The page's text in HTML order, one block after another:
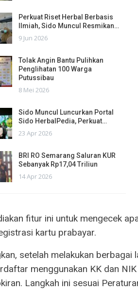
Perkuat Riset Herbal Berbasis
Ilmiah, Sido Muncul Resmikan…
9 Jun 2026
Tolak Angin Bantu Pulihkan
Penglihatan 100 Warga
Putussibau
8 Mei 2026
Sido Muncul Luncurkan Portal
Sido HerbalPedia, Perkuat…
23 Apr 2026
BRI RO Semarang Saluran KUR
Sebanyak Rp17,04 Triliun
14 Apr 2026
fitur ini untuk mengecek
kartu prabayar.
setelah melakukan
menggunakan KK dan
Langkah ini sesuai